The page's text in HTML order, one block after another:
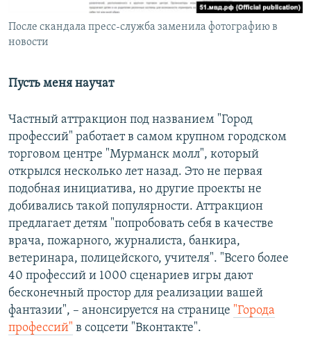
После скандала пресс-служба заменила фотографию в
новости
Пусть меня научат
Частный аттракцион под названием "Город
профессий" работает в самом крупном городском
торговом центре "Мурманск молл", который
открылся несколько лет назад. Это не первая
подобная инициатива, но другие проекты не
добивались такой популярности. Аттракцион
предлагает детям "попробовать себя в качестве
врача, пожарного, журналиста, банкира,
ветеринара, полицейского, учителя". "Всего более
40 профессий и 1000 сценариев игры дают
бесконечный простор для реализации вашей
фантазии", – анонсируется на странице "Города
профессий" в соцсети "Вконтакте".